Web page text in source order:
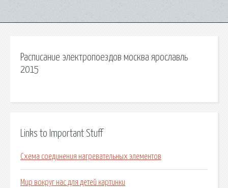
Расписание электропоездов москва ярославль
2015
Links to Important Stuff
Схема соединения нагревательных элементов
Мир вокруг нас для детей картинки